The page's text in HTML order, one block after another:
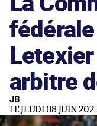
arbitre
JB
LE JEUDI 08 JUIN